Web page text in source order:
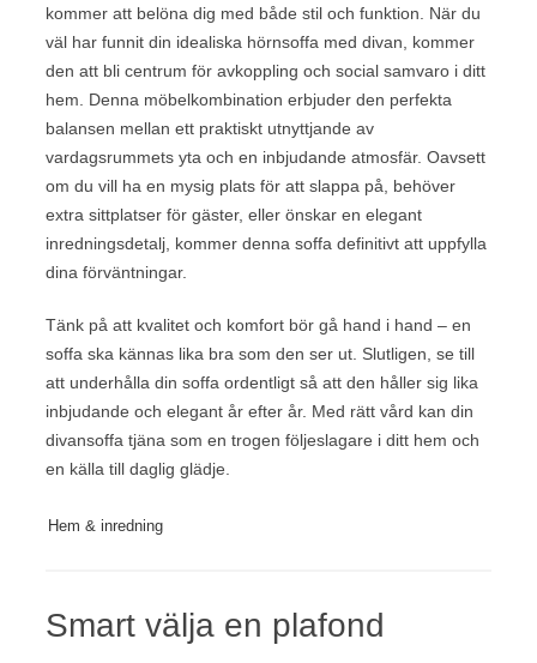
kommer att belöna dig med både stil och funktion. När du
väl har funnit din idealiska hörnsoffa med divan, kommer
den att bli centrum för avkoppling och social samvaro i ditt
hem. Denna möbelkombination erbjuder den perfekta
balansen mellan ett praktiskt utnyttjande av
vardagsrummets yta och en inbjudande atmosfär. Oavsett
om du vill ha en mysig plats för att slappa på, behöver
extra sittplatser för gäster, eller önskar en elegant
inredningsdetalj, kommer denna soffa definitivt att uppfylla
dina förväntningar.
Tänk på att kvalitet och komfort bör gå hand i hand – en
soffa ska kännas lika bra som den ser ut. Slutligen, se till
att underhålla din soffa ordentligt så att den håller sig lika
inbjudande och elegant år efter år. Med rätt vård kan din
divansoffa tjäna som en trogen följeslagare i ditt hem och
en källa till daglig glädje.
Hem & inredning
Smart välja en plafond